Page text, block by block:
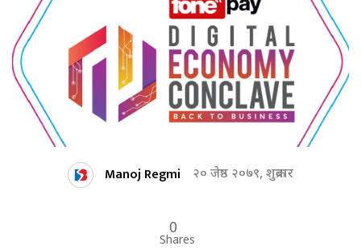
Manoj Regmi २० जेष्ठ २०७९, शुक्रबार
0
Shares